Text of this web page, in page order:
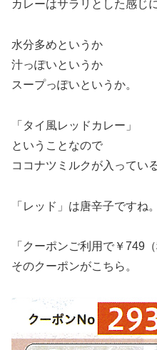
カレーはサラリとした感じ
水分多めというか
汁っぽいというか
スープっぽいというか。
「タイ風レッドカレー」
ということなので
ココナツミルクが入ってい
「レッド」は唐辛子ですね。
「クーポンご利用で￥749
そのクーポンがこちら。